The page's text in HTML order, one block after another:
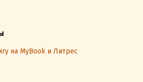
на MyBook и Литрес